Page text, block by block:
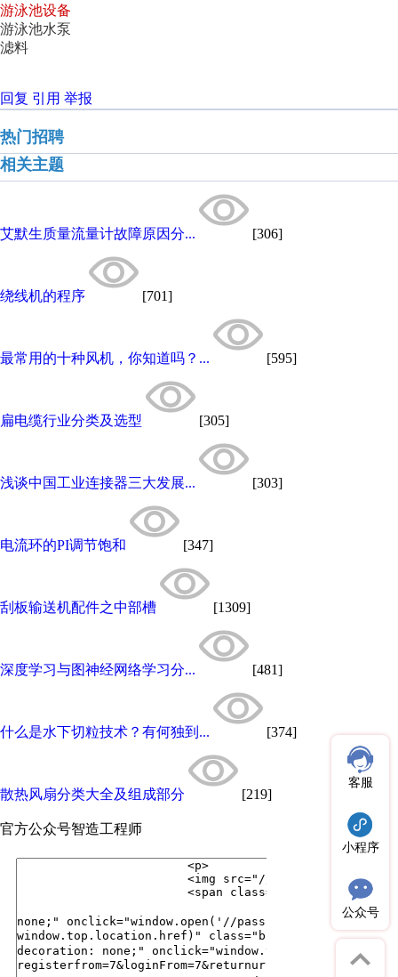
游泳池设备
游泳池水泵
滤料
回复 引用 举报
热门招聘
相关主题
艾默生质量流量计故障原因分... [306]
绕线机的程序 [701]
最常用的十种风机，你知道吗？... [595]
扁电缆行业分类及选型 [305]
浅谈中国工业连接器三大发展... [303]
电流环的PI调节饱和 [347]
刮板输送机配件之中部槽 [1309]
深度学习与图神经网络学习分... [481]
什么是水下切粒技术？有何独到... [374]
散热风扇分类大全及组成部分 [219]
官方公众号智造工程师
客服
小程序
公众号